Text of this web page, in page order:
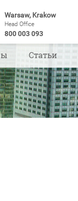
Warsaw, Krakow
Head Office
800 003 093
Статьи